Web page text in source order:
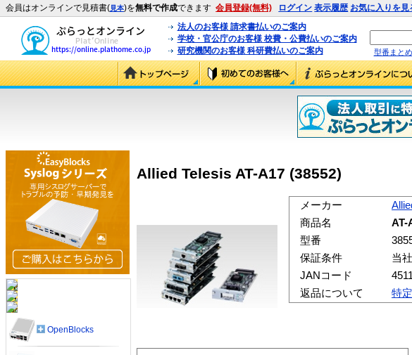
会員はオンラインで見積書(見本)を無料で作成できます 会員登録(無料) ログイン 表示履歴 お気に入りを見
法人のお客様 請求書払いのご案内
学校・官公庁のお客様 校費・公費払いのご案内
研究機関のお客様 科研費払いのご案内
型番まと
Allied Telesis AT-A17 (38552)
メーカー
商品名
AT-
型番
保証条件
当
JANコード
返品について
特
OpenBlocks